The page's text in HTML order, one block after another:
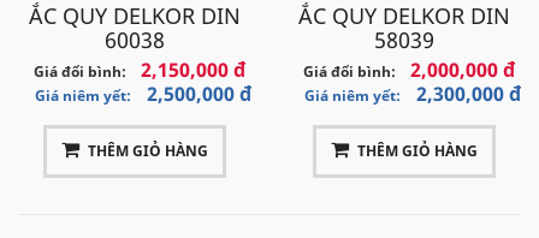
ẮC QUY DELKOR DIN
60038
Giá đổi bình: 2,150,000 đ
Giá niêm yết: 2,500,000 đ
THÊM GIỎ HÀNG
ẮC QUY DELKOR DIN
58039
Giá đổi bình: 2,000,000 đ
Giá niêm yết: 2,300,000 đ
THÊM GIỎ HÀNG